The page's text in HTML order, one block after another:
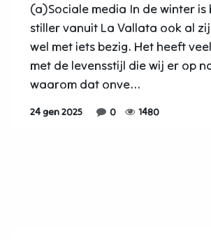
(a)Sociale media In de winter
stiller vanuit La Vallata ook al
wel met iets bezig. Het heeft
met de levensstijl die wij er op
waarom dat onve...
24 gen 2025 0 1480